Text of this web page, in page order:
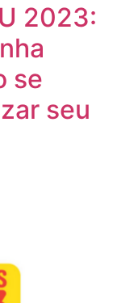
2023:
se
seu